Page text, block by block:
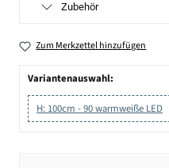
Zubehör
Zum Merkzettel hinzufügen
Variantenauswahl:
H: 100cm - 90 warmweiße LED